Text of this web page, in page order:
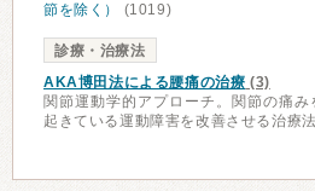
節を除く）
(1019)
診療・治療法
AKA博田法による腰痛の治療 (3)
関節運動学的アプローチ。関節の痛
起きている運動障害を改善させる治療法